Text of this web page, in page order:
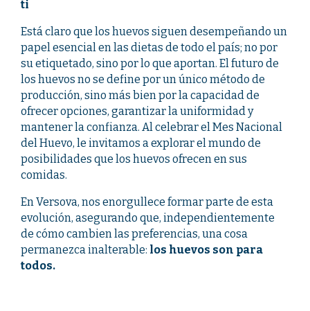
ti
Está claro que los huevos siguen desempeñando un
papel esencial en las dietas de todo el país; no por
su etiquetado, sino por lo que aportan. El futuro de
los huevos no se define por un único método de
producción, sino más bien por la capacidad de
ofrecer opciones, garantizar la uniformidad y
mantener la confianza. Al celebrar el Mes Nacional
del Huevo, le invitamos a explorar el mundo de
posibilidades que los huevos ofrecen en sus
comidas.
En Versova, nos enorgullece formar parte de esta
evolución, asegurando que, independientemente
de cómo cambien las preferencias, una cosa
permanezca inalterable: los huevos son para
todos.